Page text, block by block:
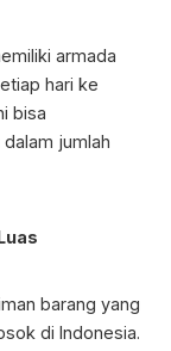
armada
hari ke
bisa
jumlah
barang yang
di Indonesia.